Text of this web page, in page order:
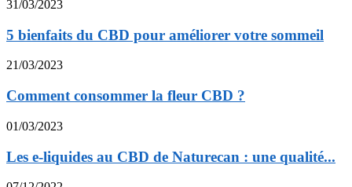
31/03/2023
5 bienfaits du CBD pour améliorer votre sommeil
21/03/2023
Comment consommer la fleur CBD ?
01/03/2023
Les e-liquides au CBD de Naturecan : une qualité...